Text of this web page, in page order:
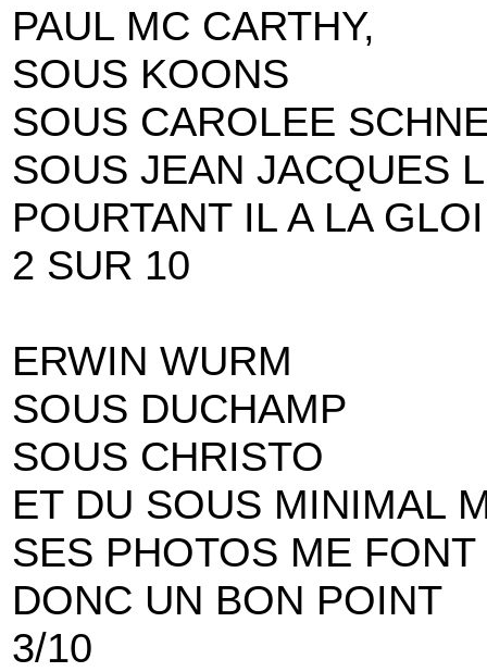
PAUL MC CARTHY,
SOUS KOONS
SOUS CAROLEE
SOUS JEAN JACQUES
POURTANT IL A LA
2 SUR 10
ERWIN WURM
SOUS DUCHAMP
SOUS CHRISTO
ET DU SOUS MINIMAL
SES PHOTOS ME
DONC UN BON POINT
3/10